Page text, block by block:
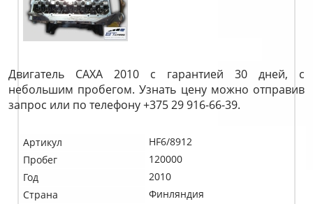
Двигатель CAXA 2010 с гарантией 30 дней, с
небольшим пробегом. Узнать цену можно отправив
запрос или по телефону +375 29 916-66-39.
Артикул
HF6/8912
Пробег
120000
Год
2010
Страна
Финляндия